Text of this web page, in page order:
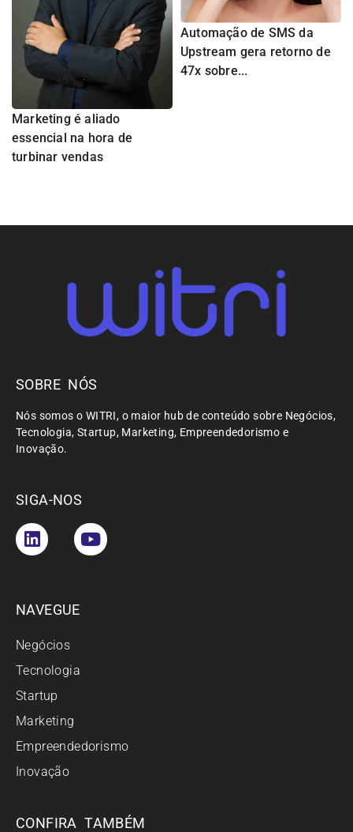
Marketing é aliado
essencial na hora de
turbinar vendas
Automação de SMS da
Upstream gera retorno de
47x sobre...
SOBRE NÓS
Nós somos o WITRI, o maior hub de conteúdo sobre Negócios,
Tecnologia, Startup, Marketing, Empreendedorismo e
Inovação.
SIGA-NOS
NAVEGUE
Negócios
Tecnologia
Startup
Marketing
Empreendedorismo
Inovação
CONFIRA TAMBÉM